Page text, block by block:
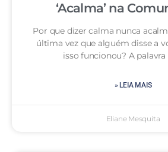
‘Acalma’ na
Por que dizer calma nunca
última vez que alguém disse a
isso funcionou? A palavra
» LEIA MAIS
Eliane Mesquita